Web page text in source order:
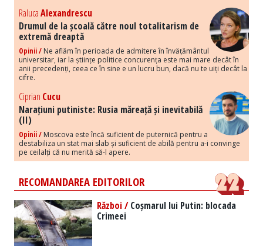
RalucaAlexandrescu
Drumul de la școală către noul totalitarism de
extremă dreaptă
Opinii / Ne aflăm în perioada de admitere în învățământul
universitar, iar la științe politice concurența este mai mare decât în
anii precedenți, ceea ce în sine e un lucru bun, dacă nu te uiți decât la
cifre.
Ciprian Cucu
Narațiuni putiniste: Rusia măreață și inevitabilă
(II)
Opinii / Moscova este încă suficient de puternică pentru a
destabiliza un stat mai slab și suficient de abilă pentru a-i convinge
pe ceilalți că nu merită să-l apere.
RECOMANDAREA EDITORILOR
Război /Coșmarul lui Putin: blocada
Crimeei